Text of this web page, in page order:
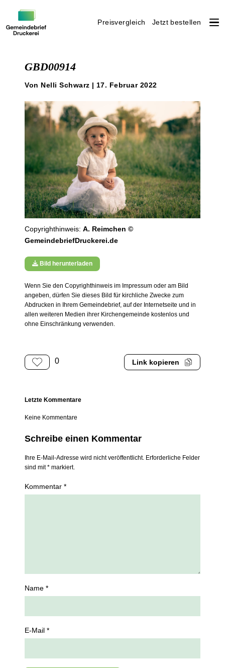
Preisvergleich Jetzt bestellen
GBD00914
Von Nelli Schwarz | 17. Februar 2022
Copyrighthinweis:A. Reimchen ©
GemeindebriefDruckerei.de
Bild herunterladen
Wenn Sie den Copyrighthinweis im Impressum oder am Bild
angeben, dürfen Sie dieses Bild für kirchliche Zwecke zum
Abdrucken in Ihrem Gemeindebrief, auf der Internetseite und in
allen weiteren Medien ihrer Kirchengemeinde kostenlos und
ohne Einschränkung verwenden.
0 Link kopieren
Letzte Kommentare
Keine Kommentare
Schreibe einen Kommentar
Ihre E-Mail-Adresse wird nicht veröffentlicht. Erforderliche Felder
sind mit * markiert.
Kommentar *
Name *
E-Mail *